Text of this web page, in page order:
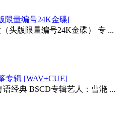
限量编号24K金碟[
头版限量编号24K金碟） 专 ...
专辑 [WAV+CUE]
经典 BSCD专辑艺人：曹滟 ...